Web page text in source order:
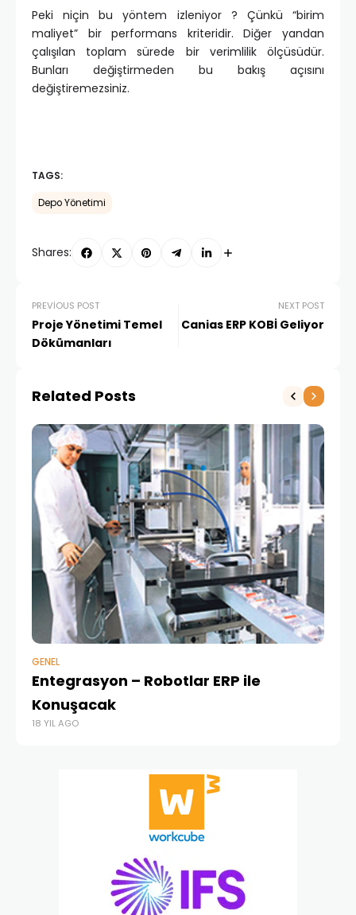
Peki niçin bu yöntem izleniyor ? Çünkü “birim
maliyet” bir performans kriteridir. Diğer yandan
çalışılan toplam sürede bir verimlilik ölçüsüdür.
Bunları değiştirmeden bu bakış açısını
değiştiremezsiniz.
TAGS:
Depo Yönetimi
Shares:
PREVIOUS POST
Proje Yönetimi Temel
Dökümanları
NEXT POST
Canias ERP KOBİ Geliyor
Related Posts
GENEL
Entegrasyon – Robotlar ERP ile
Konuşacak
18 YIL AGO